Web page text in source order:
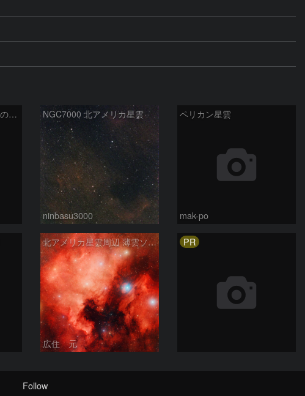
はくちょう座デネブ付近の空域 260720 NGC7000 北アメリカ星雲
ninbasu3000
ペリカン星雲
mak-po
北アメリカ星雲周辺 薄雲ソフトフィルター
広住 元
PR
Follow